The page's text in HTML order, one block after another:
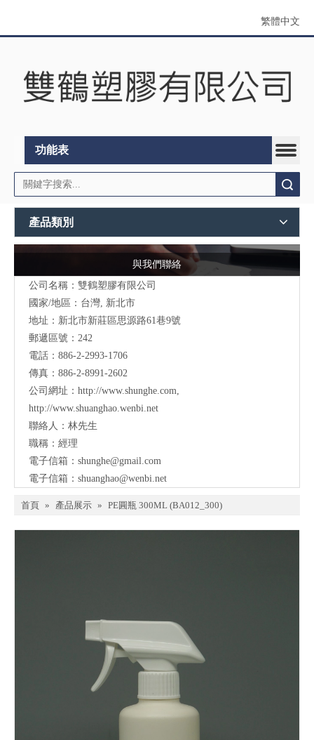
繁體中文
功能表
產品類別
與我們聯絡
公司名稱：雙鶴塑膠有限公司
國家/地區：台灣, 新北市
地址： 新北市新莊區思源路61巷9號
郵遞區號：242
電話：886-2-2993-1706
傳真：886-2-8991-2602
公司網址： http://www.shunghe.com,
http://www.shuanghao.wenbi.net
聯絡人：林先生
職稱：經理
電子信箱： shunghe@gmail.com
電子信箱： shuanghao@wenbi.net
首頁 » 產品展示 » PE圓瓶 300ML (BA012_300)